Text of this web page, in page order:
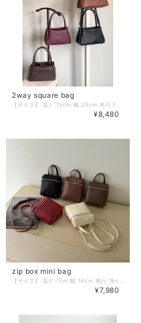
2way square bag
¥8,480
zip box mini bag
¥7,980